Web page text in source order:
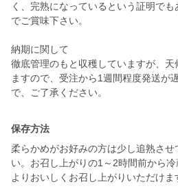
く、完熟になっているという証明で
でご賞味下さい。
納期に関して
徹底管理のもと収穫していますが、天
ますので、受注から1週間程度発送が
で、ご了承ください。
保存方法
柔らかめがお好みの方は少し追熟させ
い。お召し上がりの1～2時間前から
よりおいしくお召し上がりいただけま